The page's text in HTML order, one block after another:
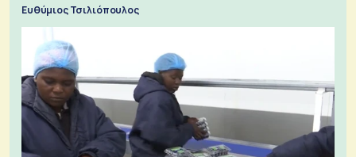
Ευθύμιος Τσιλιόπουλος